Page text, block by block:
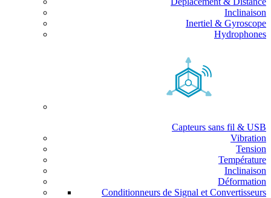
Inclinaison
Inertiel & Gyroscope
Hydrophones
Capteurs sans fil & USB
Vibration
Tension
Température
Inclinaison
Déformation
Conditionneurs de Signal et Convertisseurs